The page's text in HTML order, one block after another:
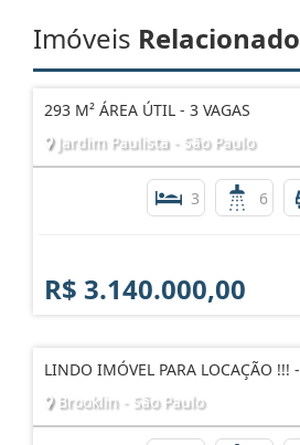
Imóveis
293 M² ÁREA ÚTIL - 3 VAGAS
Jardim Paulista - São Paulo
3 6
R$ 3.140.000,00
LINDO IMÓVEL PARA LOCAÇÃO !!!
Brooklin - São Paulo